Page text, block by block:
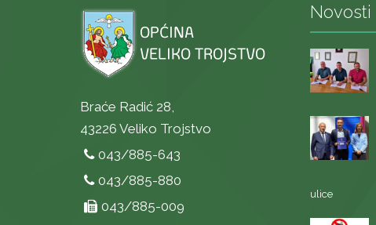
Braće Radić 28,
43226 Veliko Trojstvo
043/885-643
043/885-880
043/885-009
Novosti
ulice